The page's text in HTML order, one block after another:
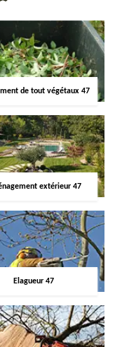
de tout végétaux 47
extérieur 47
Elagueur 47